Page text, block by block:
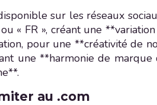
sur les réseaux
« FR », créant une
pour une **créativité de
une **harmonie de
au .com